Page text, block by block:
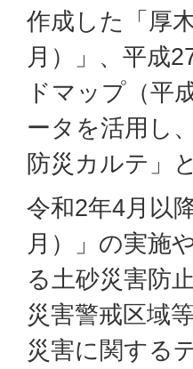
作成した「厚
月）」、平成
ドマップ（平
ータを活用し
防災カルテ」
令和2年4月以
月）」の実施
る土砂災害防
災害警戒区域
災害に関する